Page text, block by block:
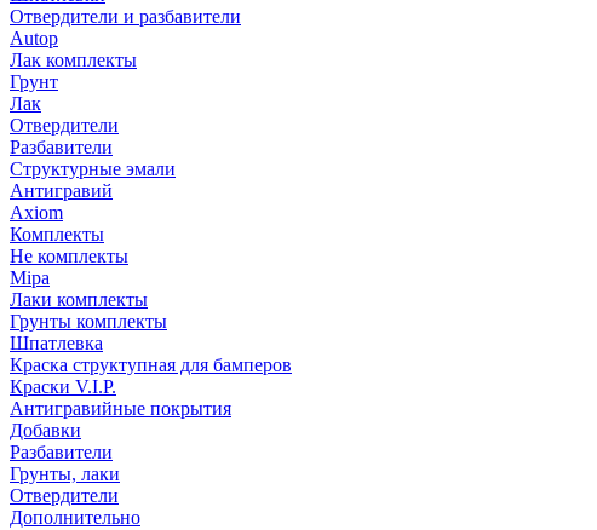
Отвердители и разбавители
Autop
Лак комплекты
Грунт
Лак
Отвердители
Разбавители
Структурные эмали
Антигравий
Axiom
Комплекты
Не комплекты
Mipa
Лаки комплекты
Грунты комплекты
Шпатлевка
Краска структупная для бамперов
Краски V.I.P.
Антигравийные покрытия
Добавки
Разбавители
Грунты, лаки
Отвердители
Дополнительно